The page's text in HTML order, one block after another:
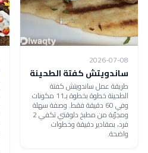
2026-07-08
ساندويتش كفتة الطحينة
طريقة عمل ساندويتش كفتة
الطحينة خطوة بخطوة بـ11 مكونات
وفي 60 دقيقة فقط. وصفة سهلة
ومجرّبة من مطبخ دلوقتي تكفي 2
فرد، بمقادير دقيقة وخطوات
واضحة.